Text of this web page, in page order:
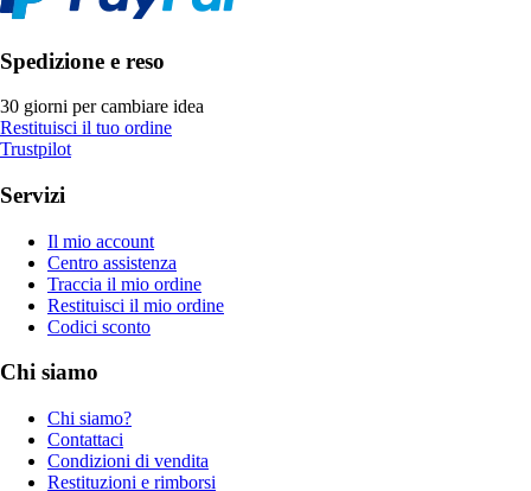
Spedizione e reso
30 giorni per cambiare idea
Restituisci il tuo ordine
Trustpilot
Servizi
Il mio account
Centro assistenza
Traccia il mio ordine
Restituisci il mio ordine
Codici sconto
Chi siamo
Chi siamo?
Contattaci
Condizioni di vendita
Restituzioni e rimborsi